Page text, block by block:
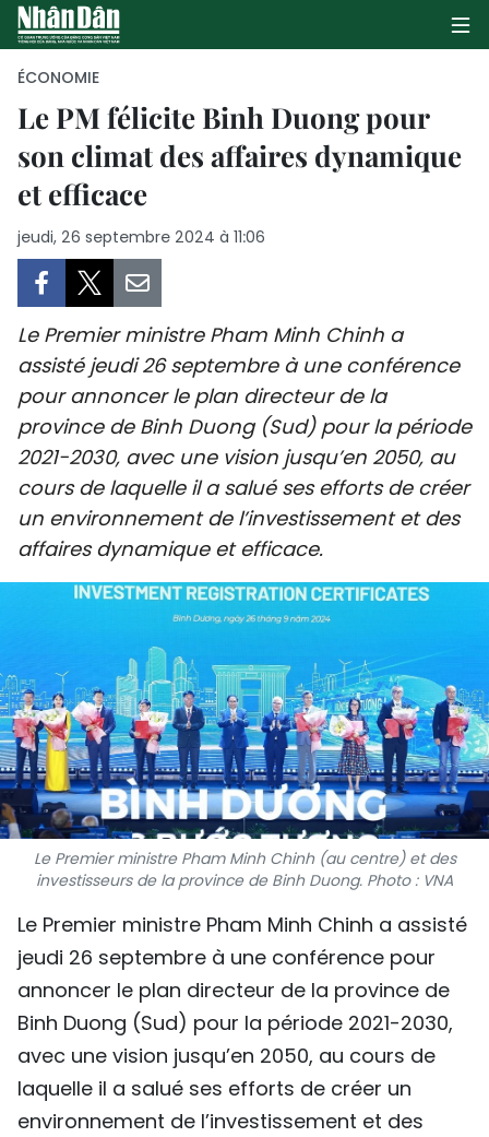
PAGE D'ACCUEIL
CULTURE
TOURISME
ENVIRONNEMENT
SPORT
FRANCOPHONIE
PAYS NATAL
INTERNATIONAL
MÉGASTORIE
INFOGRAPHIE
PHOTO
VIDÉO
À PROPOS DU "PEUPLE"
TIẾNG VIỆT
ENGLISH
中文
ÉCONOMIE
Le PM félicite Binh Duong pour
son climat des affaires dynamique
et efficace
jeudi, 26 septembre 2024 à 11:06
Le Premier ministre Pham Minh Chinh a
assisté jeudi 26 septembre à une conférence
pour annoncer le plan directeur de la
province de Binh Duong (Sud) pour la période
2021-2030, avec une vision jusqu’en 2050, au
cours de laquelle il a salué ses efforts de créer
un environnement de l’investissement et des
affaires dynamique et efficace.
Le Premier ministre Pham Minh Chinh (au centre) et des
investisseurs de la province de Binh Duong. Photo : VNA
Le Premier ministre Pham Minh Chinh a assisté
jeudi 26 septembre à une conférence pour
annoncer le plan directeur de la province de
Binh Duong (Sud) pour la période 2021-2030,
avec une vision jusqu’en 2050, au cours de
laquelle il a salué ses efforts de créer un
environnement de l’investissement et des